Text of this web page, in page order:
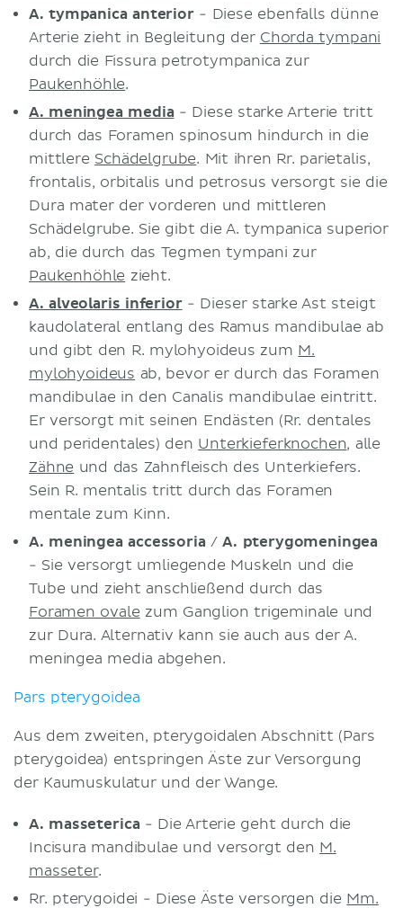
A. tympanica anterior - Diese ebenfalls dünne
Arterie zieht in Begleitung der Chorda tympani
durch die Fissura petrotympanica zur
Paukenhöhle.
A. meningea media - Diese starke Arterie tritt
durch das Foramen spinosum hindurch in die
mittlere Schädelgrube. Mit ihren Rr. parietalis,
frontalis, orbitalis und petrosus versorgt sie die
Dura mater der vorderen und mittleren
Schädelgrube. Sie gibt die A. tympanica superior
ab, die durch das Tegmen tympani zur
Paukenhöhle zieht.
A. alveolaris inferior- Dieser starke Ast steigt
kaudolateral entlang des Ramus mandibulae ab
und gibt den R. mylohyoideus zum M.
mylohyoideus ab, bevor er durch das Foramen
mandibulae in den Canalis mandibulae eintritt.
Er versorgt mit seinen Endästen (Rr. dentales
und peridentales) den Unterkieferknochen, alle
Zähne und das Zahnfleisch des Unterkiefers.
Sein R. mentalis tritt durch das Foramen
mentale zum Kinn.
A. meningea accessoria /A. pterygomeningea
- Sie versorgt umliegende Muskeln und die
Tube und zieht anschließend durch das
Foramen ovale zum Ganglion trigeminale und
zur Dura. Alternativ kann sie auch aus der A.
meningea media abgehen.
Pars pterygoidea
Aus dem zweiten, pterygoidalen Abschnitt (Pars
pterygoidea) entspringen Äste zur Versorgung
der Kaumuskulatur und der Wange.
A. masseterica - Die Arterie geht durch die
Incisura mandibulae und versorgt den M.
masseter.
Rr. pterygoidei - Diese Äste versorgen die Mm.